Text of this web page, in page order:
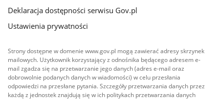
Deklaracja dostępności serwisu Gov.pl
Ustawienia prywatności
Strony dostępne w domenie www.gov.pl mogą zawierać adresy skrzynek
mailowych. Użytkownik korzystający z odnośnika będącego adresem e-
mail zgadza się na przetwarzanie jego danych (adres e-mail oraz
dobrowolnie podanych danych w wiadomości) w celu przesłania
odpowiedzi na przesłane pytania. Szczegóły przetwarzania danych przez
każdą z jednostek znajdują się w ich politykach przetwarzania danych